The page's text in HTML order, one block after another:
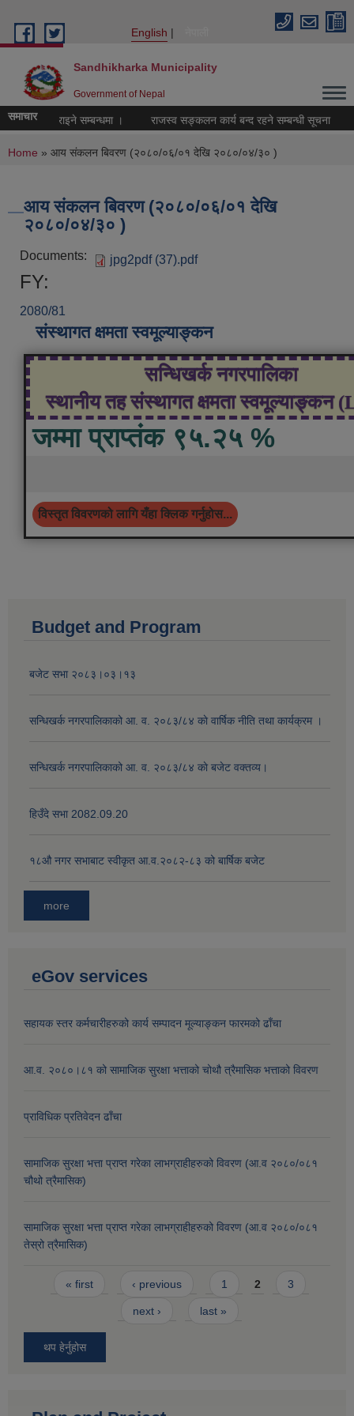
English
Sandhikharka Municipality
Government of Nepal
समाचार
उपलव्ध गराइने सम्बन्धमा । राजस्व सङ्कलन कार्य बन्द रहने सम्बन्धी सूचना
You are here
Home » आय संकलन बिवरण (२०८०/०६/०१ देखि २०८०/०४/३० )
आय संकलन बिवरण (२०८०/०६/०१ देखि
२०८०/०४/३० )
Documents: jpg2pdf (37).pdf
FY:
2080/81
संस्थागत क्षमता स्वमूल्याङ्कन
सन्धिखर्क नगरपालिका
स्थानीय तह संस्थागत क्षमता स्वमूल्याङ्कन
जम्मा प्राप्तंक ९५.२५ %
विस्तृत विवरणको लागि यँहा क्लिक गर्नुहोस...
Budget and Program
बजेट सभा २०८३।०३।१३
सन्धिखर्क नगरपालिकाको आ. व. २०८३/८४ काे वार्षिक नीति तथा कार्यक्रम ।
सन्धिखर्क नगरपालिकाको आ. व. २०८३/८४ काे बजेट वक्तव्य।
हिउँदे सभा 2082.09.20
१८‍औ नगर सभाबाट स्वीकृत आ.व.२०८२-८३ को बार्षिक बजेट
more
eGov services
सहायक स्तर कर्मचारीहरुको कार्य सम्पादन मूल्याङ्कन फारमको ढाँचा
आ.व. २०८०।८१ को सामाजिक सुरक्षा भत्ताको चोथौ त्रैमासिक भत्ताको विवरण
प्राविधिक प्रतिवेदन ढाँचा
सामाजिक सुरक्षा भत्ता प्राप्त गरेका लाभग्राहीहरुको विवरण (आ.व २०८०/०८१
चौथो त्रैमासिक)
सामाजिक सुरक्षा भत्ता प्राप्त गरेका लाभग्राहीहरुको विवरण (आ.व २०८०/०८१
तेस्रो त्रैमासिक)
Pages
« first ‹ previous 1 2 3
next › last »
थप हेर्नुहोस